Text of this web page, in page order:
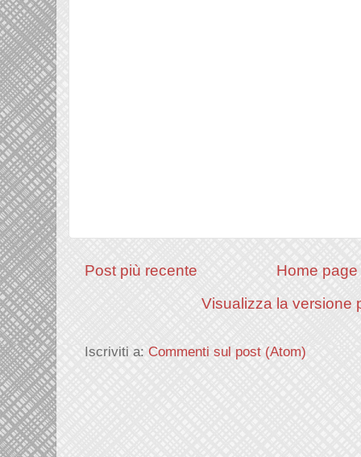
Post più recente
Home page
Visualizza la versione
Iscriviti a: Commenti sul post (Atom)